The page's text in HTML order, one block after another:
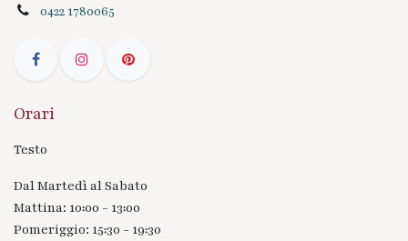
0422 1780065
Orari
Testo
Dal Martedì al Sabato
Mattina: 10:00 - 13:00
Pomeriggio: 15:30 - 19:30